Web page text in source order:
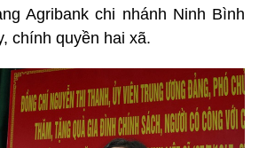
Agribank chi nhánh Ninh Bình
chính quyền hai xã.